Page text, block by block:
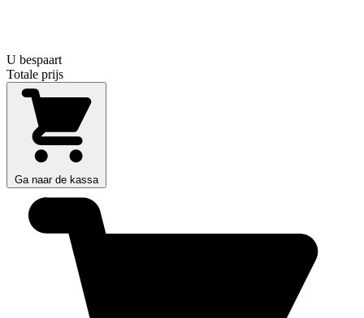
U bespaart
Totale prijs
Ga naar de kassa